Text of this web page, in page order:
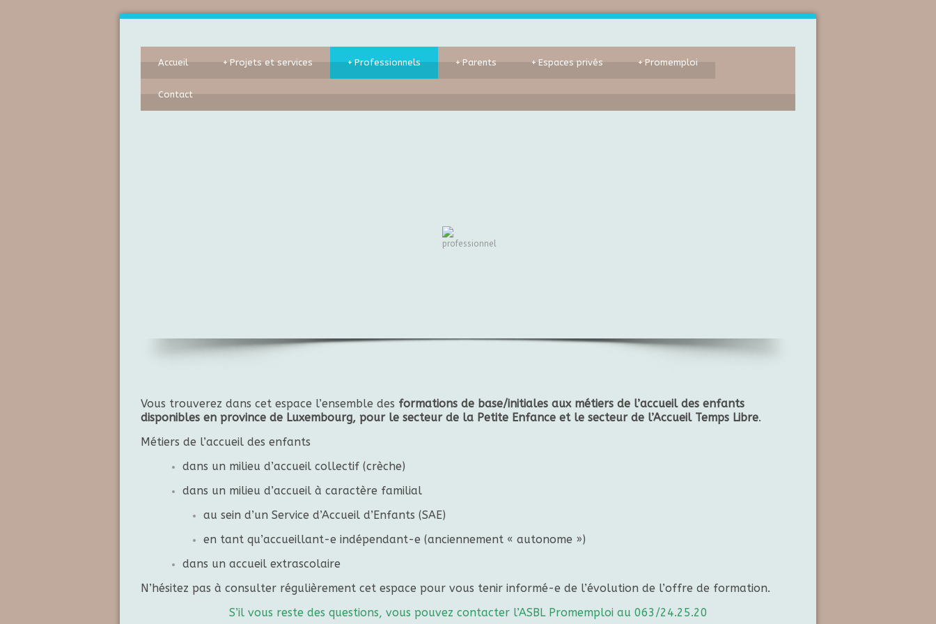
Accueil Projets et services
+ Professionnels
+ Parents
+ Espaces privés
+ Promemploi
+
Contact
Vous trouverez dans cet espace l’ensemble des formations de base/initiales aux métiers de l’accueil des enfants
disponibles en province de Luxembourg, pour le secteur de la Petite Enfance et le secteur de l’Accueil Temps Libre.
Métiers de l’accueil des enfants
dans un milieu d’accueil collectif (crèche)
dans un milieu d’accueil à caractère familial
au sein d’un Service d’Accueil d’Enfants (SAE)
en tant qu’accueillant-e indépendant-e (anciennement « autonome »)
dans un accueil extrascolaire
N’hésitez pas à consulter régulièrement cet espace pour vous tenir informé-e de l’évolution de l’offre de formation.
S’il vous reste des questions, vous pouvez contacter l’ASBL Promemploi au 063/24.25.20